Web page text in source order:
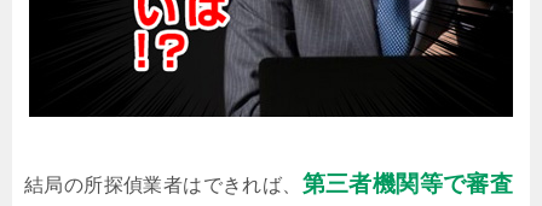
結局の所探偵業者はできれば、 第三者機関等で審査